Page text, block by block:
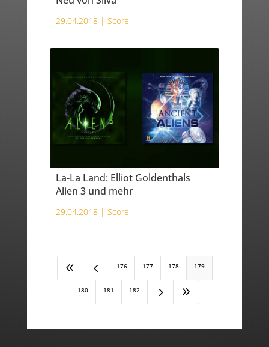
29.04.2018 | Score
La-La Land: Elliot Goldenthals
Alien 3 und mehr
29.04.2018 | Score
8 4 176 177 178 179
180 181 182 5 9